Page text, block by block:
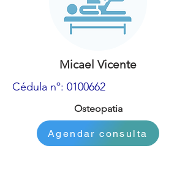
Micael Vicente
Cédula nº: 0100662
Osteopatia
Agendar consulta